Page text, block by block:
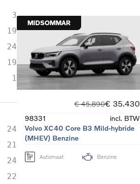
3
19
24
19
1
24
21
24
22
MIDSOMMAR
€ 45.890€ 35.430
98331
incl. BTW
Volvo XC40 Core B3 Mild-hybride
(MHEV) Benzine
Automaat Benzine